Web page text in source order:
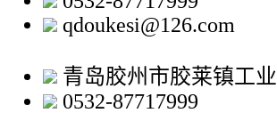
qdoukesi@126.com
青岛胶州市胶莱镇工
0532-87717999